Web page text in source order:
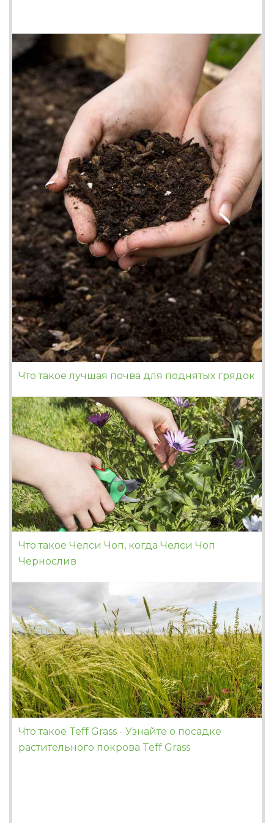
Что такое лучшая почва для поднятых грядок
Что такое Челси Чоп, когда Челси Чоп
Чернослив
Что такое Teff Grass - Узнайте о посадке
растительного покрова Teff Grass